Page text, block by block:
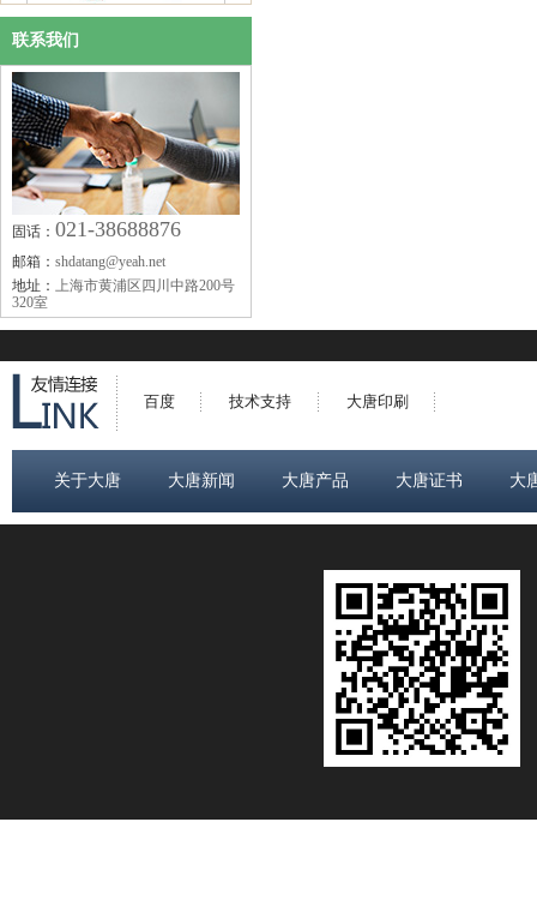
联系我们
固话： 021-38688876
邮箱： shdatang@yeah.net
地址： 上海市黄浦区四川中路200号
320室
百度 技术支持 大唐印刷
关于大唐 大唐新闻 大唐产品 大唐证书 大